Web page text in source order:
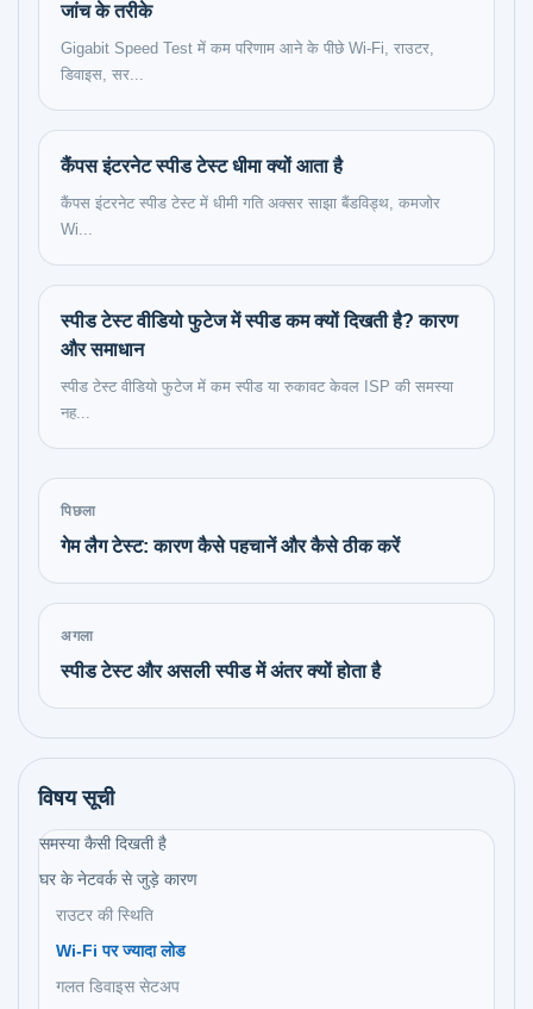
जांच के तरीके
Gigabit Speed Test में कम परिणाम आने के पीछे Wi-Fi, राउटर,
डिवाइस, सर...
कैंपस इंटरनेट स्पीड टेस्ट धीमा क्यों आता है
कैंपस इंटरनेट स्पीड टेस्ट में धीमी गति अक्सर साझा बैंडविड्थ, कमजोर
Wi...
स्पीड टेस्ट वीडियो फुटेज में स्पीड कम क्यों दिखती है? कारण
और समाधान
स्पीड टेस्ट वीडियो फुटेज में कम स्पीड या रुकावट केवल ISP की समस्या
नह...
पिछला
गेम लैग टेस्ट: कारण कैसे पहचानें और कैसे ठीक करें
अगला
स्पीड टेस्ट और असली स्पीड में अंतर क्यों होता है
विषय सूची
समस्या कैसी दिखती है
घर के नेटवर्क से जुड़े कारण
राउटर की स्थिति
Wi-Fi पर ज्यादा लोड
गलत डिवाइस सेटअप